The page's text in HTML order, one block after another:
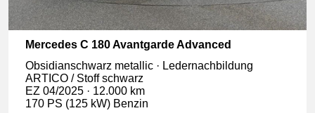
Mercedes C 180 Avantgarde Advanced
Obsidianschwarz metallic · Ledernachbildung
ARTICO / Stoff schwarz
EZ 04/2025 · 12.000 km
170 PS (125 kW) Benzin